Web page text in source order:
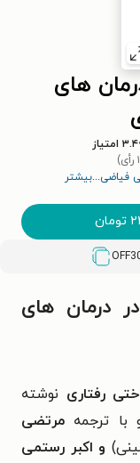
های
۳.۴ امتیاز
فیاضی...بیشتر
تومان
درمان های
رفتاری نوشته
ترجمه مرتضی
و اکبر رستمی